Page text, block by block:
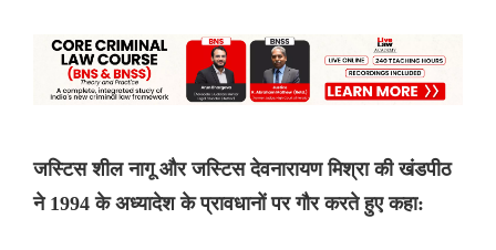
जस्टिस शील नागू और जस्टिस देवनारायण मिश्रा की खंडपीठ
ने 1994 के अध्यादेश के प्रावधानों पर गौर करते हुए कहा: